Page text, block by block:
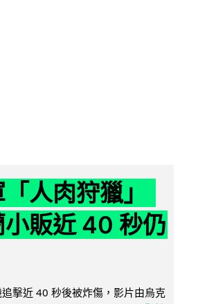
人肉狩獵」
販近 40 秒仍
擊近 40 秒後被炸傷，影片由烏克